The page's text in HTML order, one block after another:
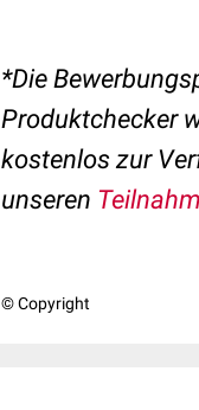
*Die
Produktchecker
kostenlos zur
unseren
© Copyright